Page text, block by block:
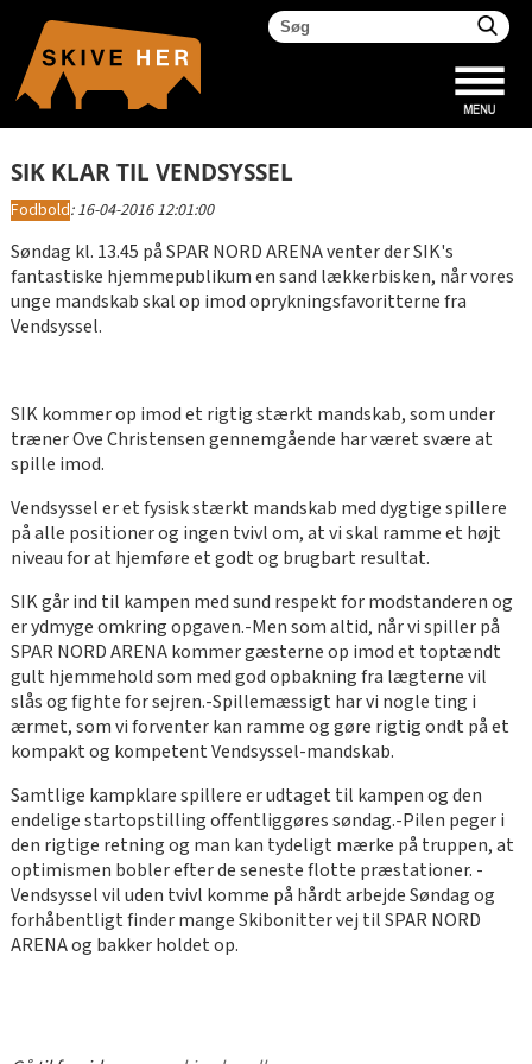
SIK KLAR TIL VENDSYSSEL
Fodbold:16-04-2016 12:01:00
Søndag kl. 13.45 på SPAR NORD ARENA venter der SIK's
fantastiske hjemmepublikum en sand lækkerbisken, når vores
unge mandskab skal op imod oprykningsfavoritterne fra
Vendsyssel.
SIK kommer op imod et rigtig stærkt mandskab, som under
træner Ove Christensen gennemgående har været svære at
spille imod.
Vendsyssel er et fysisk stærkt mandskab med dygtige spillere
på alle positioner og ingen tvivl om, at vi skal ramme et højt
niveau for at hjemføre et godt og brugbart resultat.
SIK går ind til kampen med sund respekt for modstanderen og
er ydmyge omkring opgaven.-Men som altid, når vi spiller på
SPAR NORD ARENA kommer gæsterne op imod et toptændt
gult hjemmehold som med god opbakning fra lægterne vil
slås og fighte for sejren.-Spillemæssigt har vi nogle ting i
ærmet, som vi forventer kan ramme og gøre rigtig ondt på et
kompakt og kompetent Vendsyssel-mandskab.
Samtlige kampklare spillere er udtaget til kampen og den
endelige startopstilling offentliggøres søndag.-Pilen peger i
den rigtige retning og man kan tydeligt mærke på truppen, at
optimismen bobler efter de seneste flotte præstationer. -
Vendsyssel vil uden tvivl komme på hårdt arbejde Søndag og
forhåbentligt finder mange Skibonitter vej til SPAR NORD
ARENA og bakker holdet op.